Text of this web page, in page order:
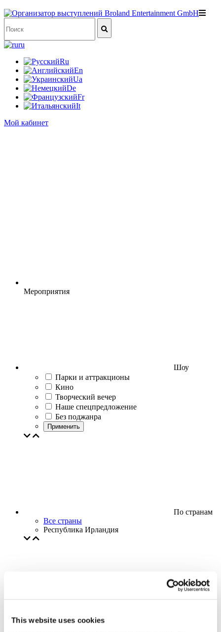
This website uses cookies
ru
Ru
En
Ua
De
Fr
It
Мой кабинет
Мероприятия
Шоу
Парки и аттракционы
Кино
Творческий вечер
Наше спецпредложение
Без поджанра
Применить
По странам
Все страны
Республика Ирландия